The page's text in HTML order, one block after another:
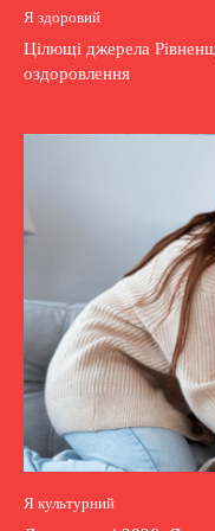
Я здоровий
Цілющі джерела
оздоровлення
Я культурний